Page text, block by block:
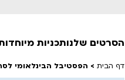
הסרטים שלנותכניות
דף הבית > הפסטיבל הבינלאומי